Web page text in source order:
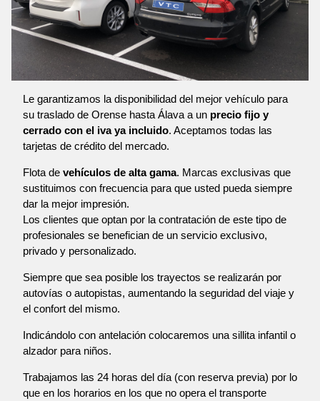
Le garantizamos la disponibilidad del mejor vehículo para
su traslado de Orense hasta Álava a un precio fijo y
cerrado con el iva ya incluido. Aceptamos todas las
tarjetas de crédito del mercado.
Flota de vehículos de alta gama. Marcas exclusivas que
sustituimos con frecuencia para que usted pueda siempre
dar la mejor impresión.
Los clientes que optan por la contratación de este tipo de
profesionales se benefician de un servicio exclusivo,
privado y personalizado.
Siempre que sea posible los trayectos se realizarán por
autovías o autopistas, aumentando la seguridad del viaje y
el confort del mismo.
Indicándolo con antelación colocaremos una sillita infantil o
alzador para niños.
Trabajamos las 24 horas del día (con reserva previa) por lo
que en los horarios en los que no opera el transporte